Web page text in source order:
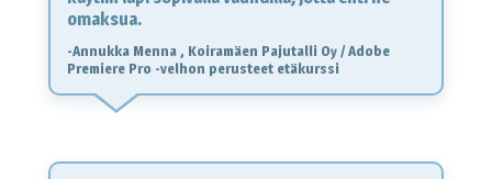
omaksua.
-Annukka Menna , Koiramäen Pajutalli Oy / Adobe
Premiere Pro -velhon perusteet etäkurssi